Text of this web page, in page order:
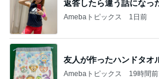
返答したら違う話になっ
Amebaトピックス 1日前
友人が作ったハンドタオ
Amebaトピックス 19時間前